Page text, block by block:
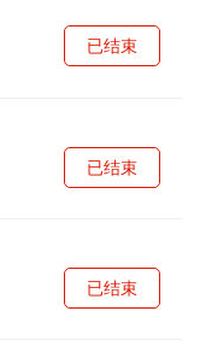
已结束
已结束
已结束